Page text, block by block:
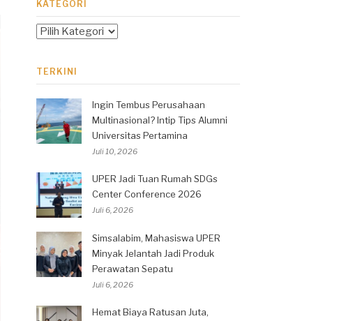
KATEGORI
Kategori
TERKINI
Ingin Tembus Perusahaan
Multinasional? Intip Tips Alumni
Universitas Pertamina
Juli 10, 2026
UPER Jadi Tuan Rumah SDGs
Center Conference 2026
Juli 6, 2026
Simsalabim, Mahasiswa UPER
Minyak Jelantah Jadi Produk
Perawatan Sepatu
Juli 6, 2026
Hemat Biaya Ratusan Juta,